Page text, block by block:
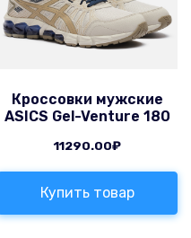
Кроссовки мужские
ASICS Gel-Venture 180
11290.00₽
Купить товар